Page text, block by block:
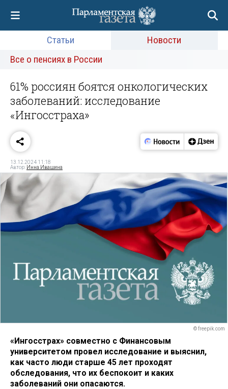
Статьи
Новости
Все о пенсиях в России
61% россиян боятся онкологических
заболеваний: исследование
«Ингосстраха»
13.12.2024 11:18
Автор: Инна Ивашина
© freepik.com
«Ингосстрах» совместно с Финансовым
университетом провел исследование и выяснил,
как часто люди старше 45 лет проходят
обследования, что их беспокоит и каких
заболеваний они опасаются.